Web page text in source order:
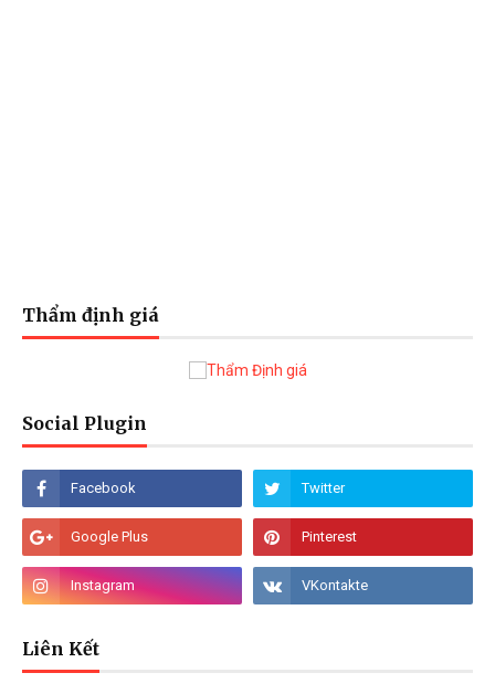
Thẩm định giá
Social Plugin
Liên Kết